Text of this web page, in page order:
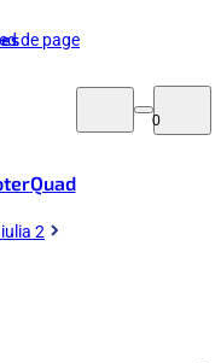
de page
0
Quad
2